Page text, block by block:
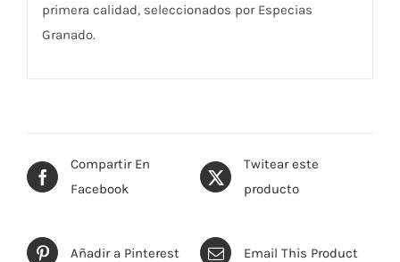
primera calidad, seleccionados por Especias
Granado.
Compartir En
Facebook
Twitear este
producto
Añadir a Pinterest Email This Product